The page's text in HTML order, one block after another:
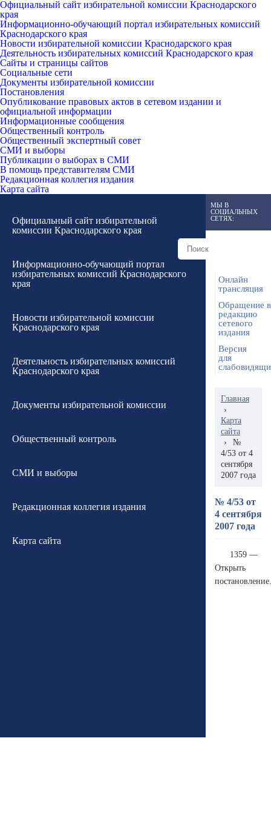
Официальный сайт избирательной комиссии Краснодарского
края
Информационно-обучающий портал избирательных комиссий
Краснодарского края
Новости избирательной комиссии Краснодарского края
Деятельность избирательных комиссий Краснодарского края
Сайты и страницы сайтов
Социальные сети
Документы избирательной комиссии
Постановления
Опубликование правовых актов в сетевом издании и
официальной информации
Информационные сообщения
Общественный контроль
Общественный экспертный совет
СМИ и выборы
Публикации о выборах в СМИ
В помощь представителям СМИ
Редакционная коллегия издания
Карта сайта
Официальный сайт избирательной
комиссии Краснодарского края
Информационно-обучающий портал
избирательных комиссий Краснодарского
края
Новости избирательной комиссии
Краснодарского края
Деятельность избирательных комиссий
Краснодарского края
Документы избирательной комиссии
Общественный контроль
СМИ и выборы
Редакционная коллегия издания
Карта сайта
МЫ В
СОЦИАЛЬНЫХ
СЕТЯХ:
Онлайн
трансляция
Обращение в
редакцию
сетевого
издания
Версия
для
Главная
›
Карта
сайта
›
№
4/53 от 4
сентября
2007 года
№ 4/53 от
4 сентября
2007 года
1359 —
Открыть